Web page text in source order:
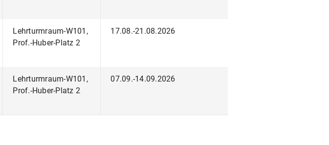
Lehrturmraum-W101,
Prof.-Huber-Platz 2
17.08.-21.08.2026
Lehrturmraum-W101,
Prof.-Huber-Platz 2
07.09.-14.09.2026